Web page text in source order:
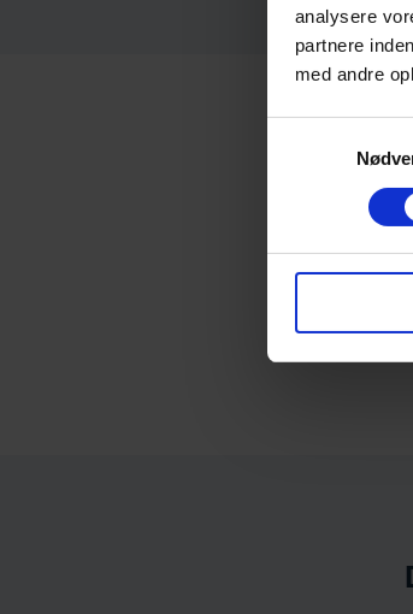
analysere
partnere
med andre